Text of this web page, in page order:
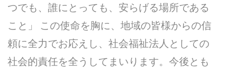
つでも、誰にとっても、安らげる場所である
こと」 この使命を胸に、地域の皆様からの信
頼に全力でお応えし、社会福祉法人としての
社会的責任を全うしてまいります。今後とも